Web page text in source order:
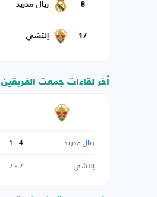
8 ريال مدريد
17 إلتشي
أخر لقاءات جمعت الفريقين
ريال مدريد 4 - 1
إلتشي
2 - 2